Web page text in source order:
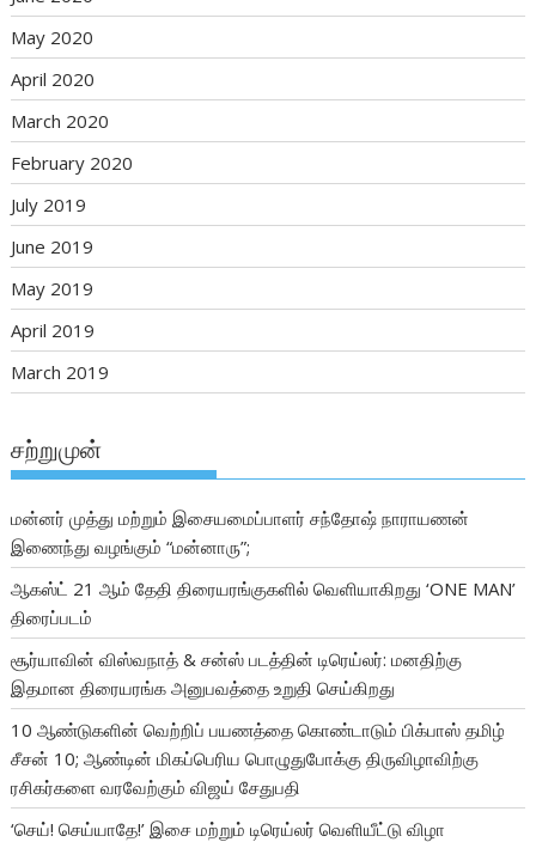
May 2020
April 2020
March 2020
February 2020
July 2019
June 2019
May 2019
April 2019
March 2019
சற்றுமுன்
மன்னர் முத்து மற்றும் இசையமைப்பாளர் சந்தோஷ் நாராயணன்
இணைந்து வழங்கும் “மன்னாரு”;
ஆகஸ்ட் 21 ஆம் தேதி திரையரங்குகளில் வெளியாகிறது ‘ONE MAN’
திரைப்படம்
சூர்யாவின் விஸ்வநாத் & சன்ஸ் படத்தின் டிரெய்லர்: மனதிற்கு
இதமான திரையரங்க அனுபவத்தை உறுதி செய்கிறது
10 ஆண்டுகளின் வெற்றிப் பயணத்தை கொண்டாடும் பிக்பாஸ் தமிழ்
சீசன் 10; ஆண்டின் மிகப்பெரிய பொழுதுபோக்கு திருவிழாவிற்கு
ரசிகர்களை வரவேற்கும் விஜய் சேதுபதி
‘செய்! செய்யாதே!’ இசை மற்றும் டிரெய்லர் வெளியீட்டு விழா